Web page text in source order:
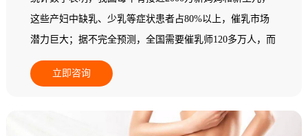
这些产妇中缺乳、少乳等症状患者占80%以上，催乳市场
潜力巨大；据不完全预测，全国需要催乳师120多万人，而
现在实际从业人员在一个中等城市其数量少于5人，95%以
上的县级地区专业催乳师数量基本为零，全国催乳市场一
后劲无穷，是个朝阳产业！
立即咨询